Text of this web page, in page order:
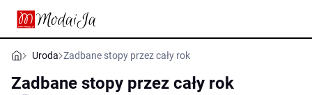
Uroda Zadbane stopy przez cały rok
Zadbane stopy przez cały rok